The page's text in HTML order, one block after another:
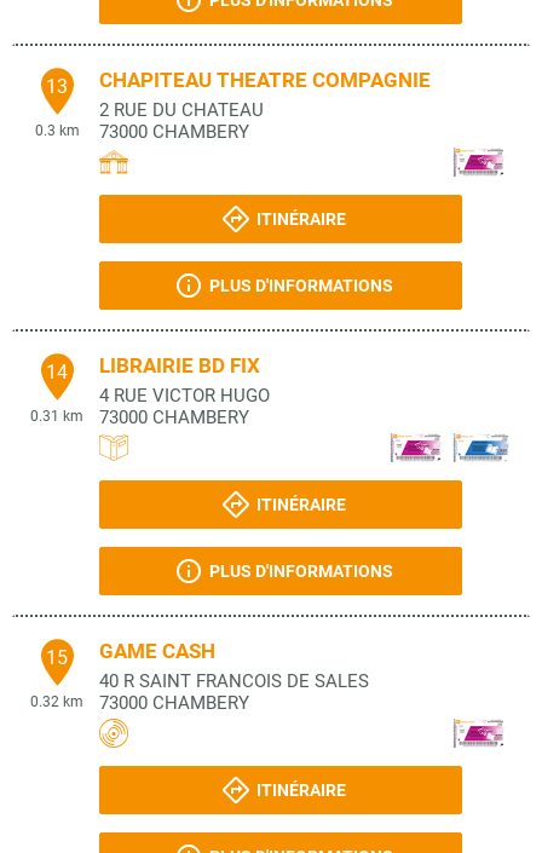
13
0.3 km
CHAPITEAU THEATRE COMPAGNIE
2 RUE DU CHATEAU
73000 CHAMBERY
ITINÉRAIRE
PLUS D'INFORMATIONS
14
0.31 km
LIBRAIRIE BD FIX
4 RUE VICTOR HUGO
73000 CHAMBERY
ITINÉRAIRE
PLUS D'INFORMATIONS
15
0.32 km
GAME CASH
40 R SAINT FRANCOIS DE SALES
73000 CHAMBERY
ITINÉRAIRE